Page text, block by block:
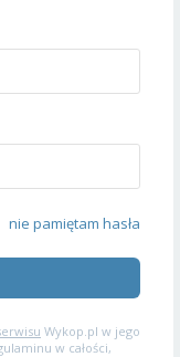
nie pamiętam hasła
Wykop.pl w jego
w całości,